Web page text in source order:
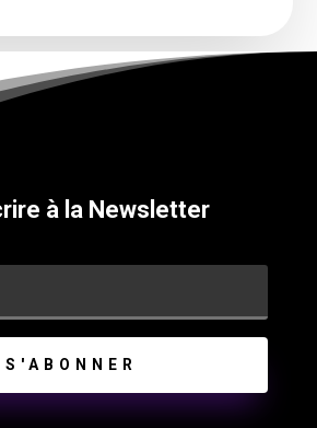
à la Newsletter
S'ABONNER